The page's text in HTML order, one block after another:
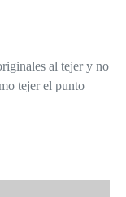
al tejer y no
tejer el punto